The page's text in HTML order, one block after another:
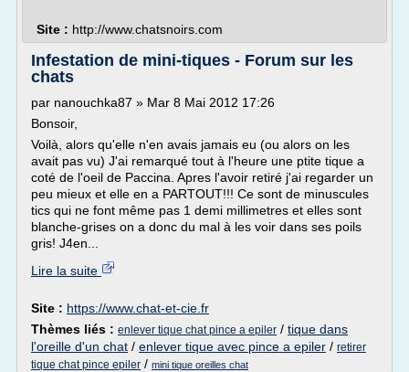
Site : http://www.chatsnoirs.com
Infestation de mini-tiques - Forum sur les
chats
par nanouchka87 » Mar 8 Mai 2012 17:26
Bonsoir,
Voilà, alors qu'elle n'en avais jamais eu (ou alors on les
avait pas vu) J'ai remarqué tout à l'heure une ptite tique a
coté de l'oeil de Paccina. Apres l'avoir retiré j'ai regarder un
peu mieux et elle en a PARTOUT!!! Ce sont de minuscules
tics qui ne font même pas 1 demi millimetres et elles sont
blanche-grises on a donc du mal à les voir dans ses poils
gris! J4en...
Lire la suite
Site : https://www.chat-et-cie.fr
Thèmes liés : enlever tique chat pince a epiler / tique dans
l'oreille d'un chat / enlever tique avec pince a epiler / retirer
tique chat pince epiler / mini tique oreilles chat